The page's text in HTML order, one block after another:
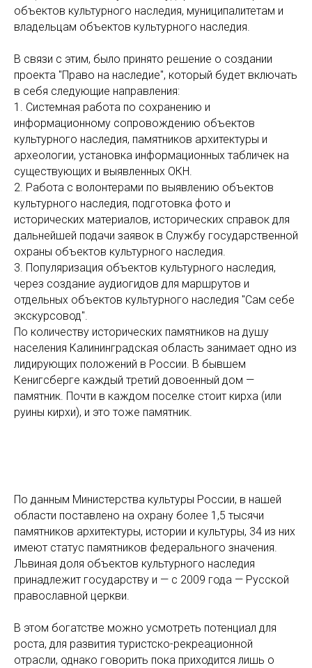
объектов культурного наследия, муниципалитетам и
владельцам объектов культурного наследия.
В связи с этим, было принято решение о создании
проекта "Право на наследие", который будет включать
в себя следующие направления:
1. Системная работа по сохранению и
информационному сопровождению объектов
культурного наследия, памятников архитектуры и
археологии, установка информационных табличек на
существующих и выявленных ОКН.
2. Работа с волонтерами по выявлению объектов
культурного наследия, подготовка фото и
исторических материалов, исторических справок для
дальнейшей подачи заявок в Службу государственной
охраны объектов культурного наследия.
3. Популяризация объектов культурного наследия,
через создание аудиогидов для маршрутов и
отдельных объектов культурного наследия "Сам себе
экскурсовод".
По количеству исторических памятников на душу
населения Калининградская область занимает одно из
лидирующих положений в России. В бывшем
Кенигсберге каждый третий довоенный дом —
памятник. Почти в каждом поселке стоит кирха (или
руины кирхи), и это тоже памятник.
По данным Министерства культуры России, в нашей
области поставлено на охрану более 1,5 тысячи
памятников архитектуры, истории и культуры, 34 из них
имеют статус памятников федерального значения.
Львиная доля объектов культурного наследия
принадлежит государству и — с 2009 года — Русской
православной церкви.
В этом богатстве можно усмотреть потенциал для
роста, для развития туристско-рекреационной
отрасли, однако говорить пока приходится лишь о